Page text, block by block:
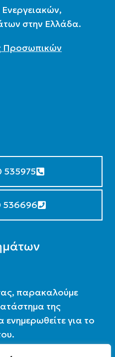
Ενεργειακών,
στην Ελλάδα.
Προσωπικών
535975
536696
παρακαλούμε
της
για το